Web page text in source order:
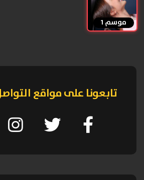
موسم 1
تابعونا على مواقع